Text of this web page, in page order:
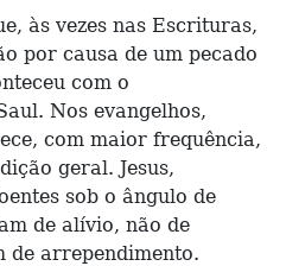
às vezes nas Escrituras,
por causa de um pecado
com o
Nos evangelhos,
com maior frequência,
geral. Jesus,
sob o ângulo de
de alívio, não de
de arrependimento.